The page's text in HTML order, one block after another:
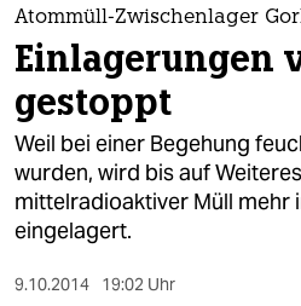
themen
politik
öko
gesellschaft
kultur
sport
Atommüll-Zwischenlager
Einlagerungen
gestoppt
Weil bei einer Begehung
wurden, wird bis auf
mittelradioaktiver Müll mehr
eingelagert.
9.10.2014 19:02 Uhr